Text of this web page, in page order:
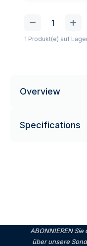
1 Produkt(e) auf
Overview
Specifications
ABONNIEREN
über unsere